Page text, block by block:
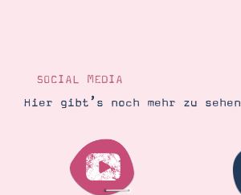
SOCIAL MEDIA
Hier gibt’s noch mehr zu sehen